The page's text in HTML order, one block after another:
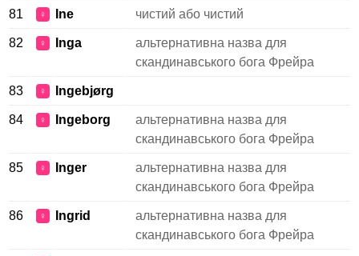
81 ♀ Ine чистий або чистий
82 ♀ Inga
альтернативна назва для
скандинавського бога Фрейра
83 ♀ Ingebjørg
84 ♀ Ingeborg
альтернативна назва для
скандинавського бога Фрейра
85 ♀ Inger
альтернативна назва для
скандинавського бога Фрейра
86 ♀ Ingrid
альтернативна назва для
скандинавського бога Фрейра